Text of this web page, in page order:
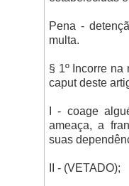
Pena -
multa.
§ 1º Incorre na
caput deste
I - coage
ameaça, a
suas
II - (VETADO);